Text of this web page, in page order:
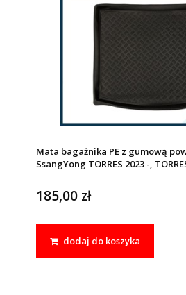
Mata bagażnika PE z gumową
SsangYong TORRES 2023 -,
185,00 zł
dodaj do koszyka